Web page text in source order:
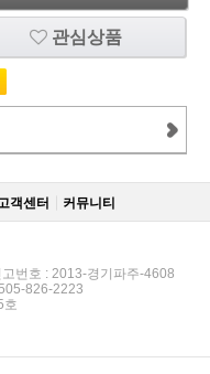
관심상품
고객센터 커뮤니티
번호 : 2013-경기파주-4608
826-2223
호